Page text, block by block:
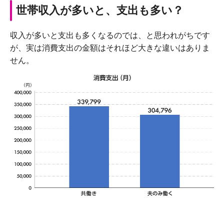
世帯収入が多いと、支出も多い？
収入が多いと支出も多くなるのでは、と思われがちです
が、実は消費支出の金額はそれほど大きな違いはありま
せん。